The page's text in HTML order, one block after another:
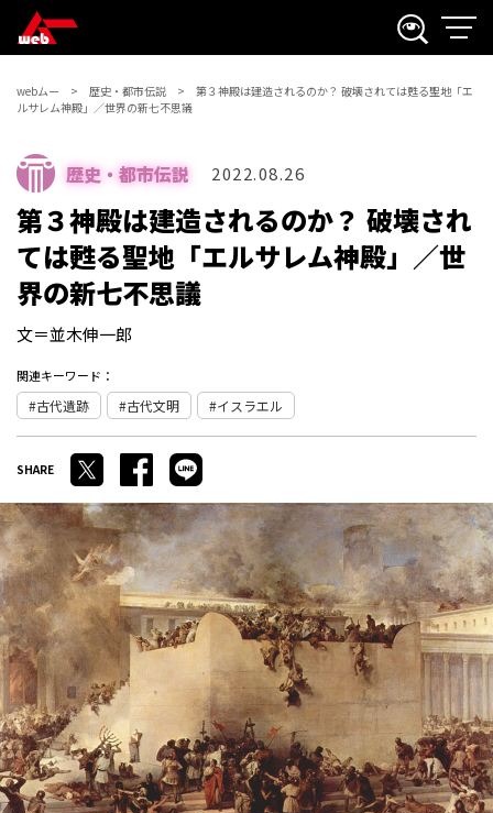
webムー 歴史・都市伝説
第３神殿は建造されるのか？ 破壊されては甦る聖地「エ
ルサレム神殿」／世界の新七不思議
歴史・都市伝説 2022.08.26
第３神殿は建造されるのか？ 破壊され
ては甦る聖地「エルサレム神殿」／世
界の新七不思議
文＝並木伸一郎
関連キーワード：
古代遺跡 古代文明 イスラエル